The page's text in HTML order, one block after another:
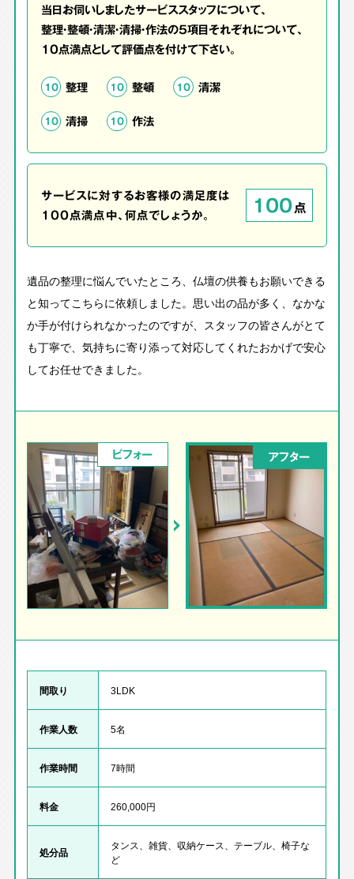
当日お伺いしましたサービススタッフについて、
整理・整頓・清潔・清掃・作法の5項目それぞれについて、
10点満点として評価点を付けて下さい。
10 整理 10 整頓 10 清潔
10 清掃 10 作法
サービスに対するお客様の満足度は
100点満点中、何点でしょうか。
100点
遺品の整理に悩んでいたところ、仏壇の供養もお願いできる
と知ってこちらに依頼しました。思い出の品が多く、なかな
か手が付けられなかったのですが、スタッフの皆さんがとて
も丁寧で、気持ちに寄り添って対応してくれたおかげで安心
してお任せできました。
ビフォー アフター
間取り 3LDK
作業人数 5名
作業時間 7時間
料金 260,000円
処分品
タンス、雑貨、収納ケース、テーブル、椅子な
ど